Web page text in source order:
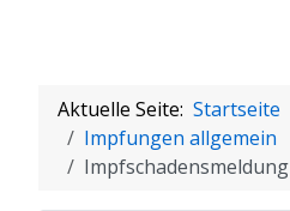
Aktuelle Seite: Startseite
Impfungen allgemein
Impfschadensmeldung